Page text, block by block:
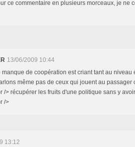
ce commentaire en plusieurs morceaux, je ne
13/06/2009 10:44
manque de coopération est criant tant au niveau
même pas de ceux qui jouent au passager
/> récupérer les fruits d'une politique sans y
/>
13:12